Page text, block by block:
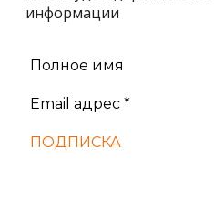
информации